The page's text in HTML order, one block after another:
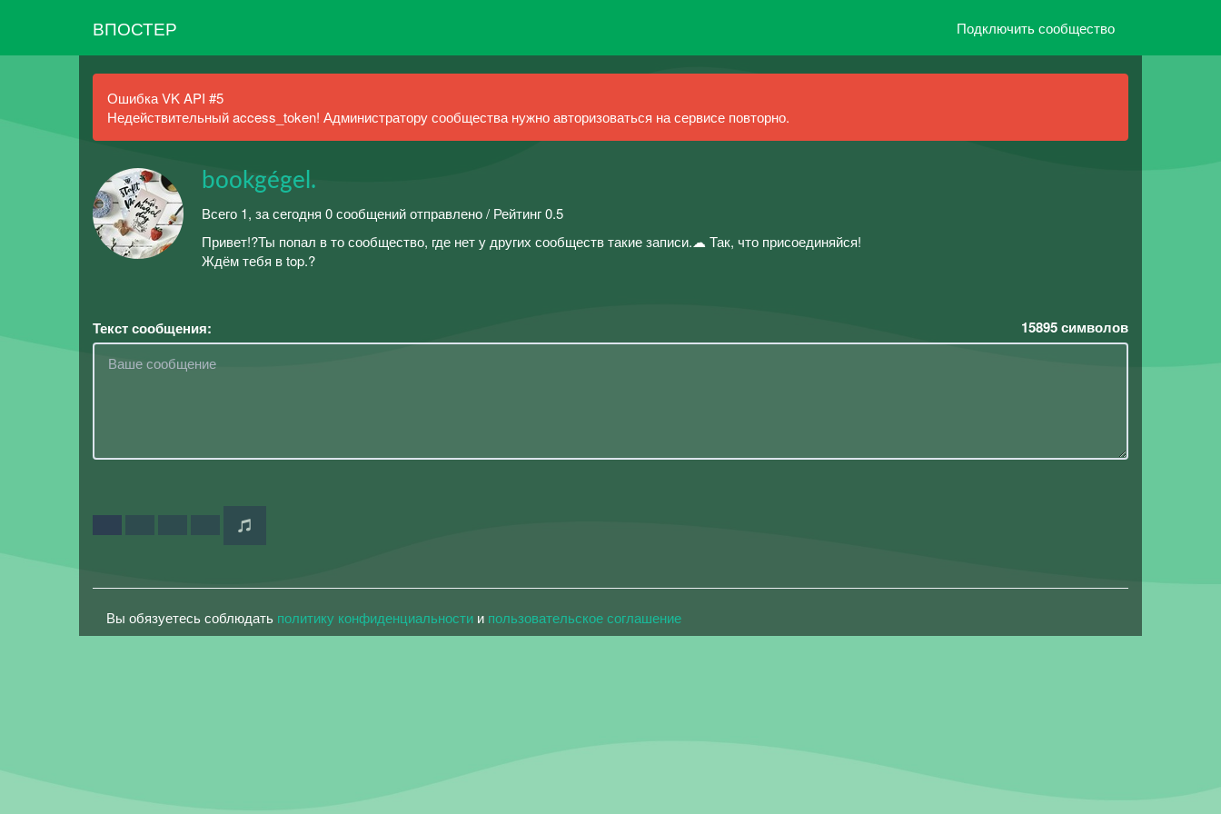
ВПОСТЕР Подключить сообщество
Ошибка VK API #5
Недействительный access_token! Администратору сообщества нужно авторизоваться на сервисе повторно.
bookgégel.
Всего 1, за сегодня 0 сообщений отправлено / Рейтинг 0.5
Привет!?Ты попал в то сообщество, где нет у других сообществ такие записи.☁ Так, что присоединяйся!
Ждём тебя в top.?
Текст сообщения: 15895символов
Вы обязуетесь соблюдать политику конфиденциальности и пользовательское соглашение